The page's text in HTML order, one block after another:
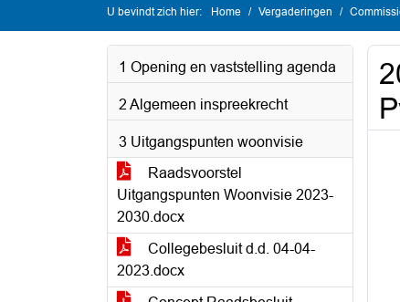
U bevindt zich hier: Home Vergaderingen
1 Opening en vaststelling agenda
2 Algemeen inspreekrecht
3 Uitgangspunten woonvisie
Raadsvoorstel
Uitgangspunten Woonvisie 2023-
2030.docx
Collegebesluit d.d. 04-04-
2023.docx